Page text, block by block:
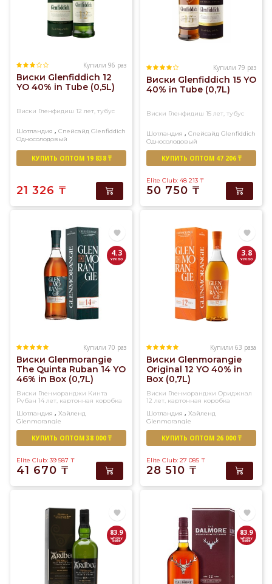
Купили 96 раз
Виски Glenfiddich 12
YO 40% in Tube (0,5L)
Виски Гленфидиш 12 лет, тубус
Шотландия , Спейсайд Glenfiddich
Односолодовый
КУПИТЬ ОПТОМ 19 838 ₸
21 326 ₸
Купили 79 раз
Виски Glenfiddich 15 YO
40% in Tube (0,7L)
Виски Гленфидиш 15 лет, тубус
Шотландия , Спейсайд Glenfiddich
Односолодовый
КУПИТЬ ОПТОМ 47 206 ₸
Elite Club: 48 213 ₸
50 750 ₸
4.3
Купили 70 раз
Виски Glenmorangie
The Quinta Ruban 14 YO
46% in Box (0,7L)
Виски Гленморанджи Кинта
Рубан 14 лет, картонная коробка
Шотландия , Хайленд
Glenmorangie
Односолодовый
КУПИТЬ ОПТОМ 38 000 ₸
Elite Club: 39 587 ₸
41 670 ₸
3.8
Купили 63 раза
Виски Glenmorangie
Original 12 YO 40% in
Box (0,7L)
Виски Гленморанджи Ориджнал
12 лет, картонная коробка
Шотландия , Хайленд
Glenmorangie
Односолодовый
КУПИТЬ ОПТОМ 26 000 ₸
Elite Club: 27 085 ₸
28 510 ₸
83.9 83.9